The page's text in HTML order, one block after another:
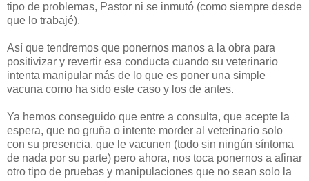
tipo de problemas, Pastor ni se inmutó (como siempre desde
que lo trabajé).
Así que tendremos que ponernos manos a la obra para
positivizar y revertir esa conducta cuando su veterinario
intenta manipular más de lo que es poner una simple
vacuna como ha sido este caso y los de antes.
Ya hemos conseguido que entre a consulta, que acepte la
espera, que no gruña o intente morder al veterinario solo
con su presencia, que le vacunen (todo sin ningún síntoma
de nada por su parte) pero ahora, nos toca ponernos a afinar
otro tipo de pruebas y manipulaciones que no sean solo la